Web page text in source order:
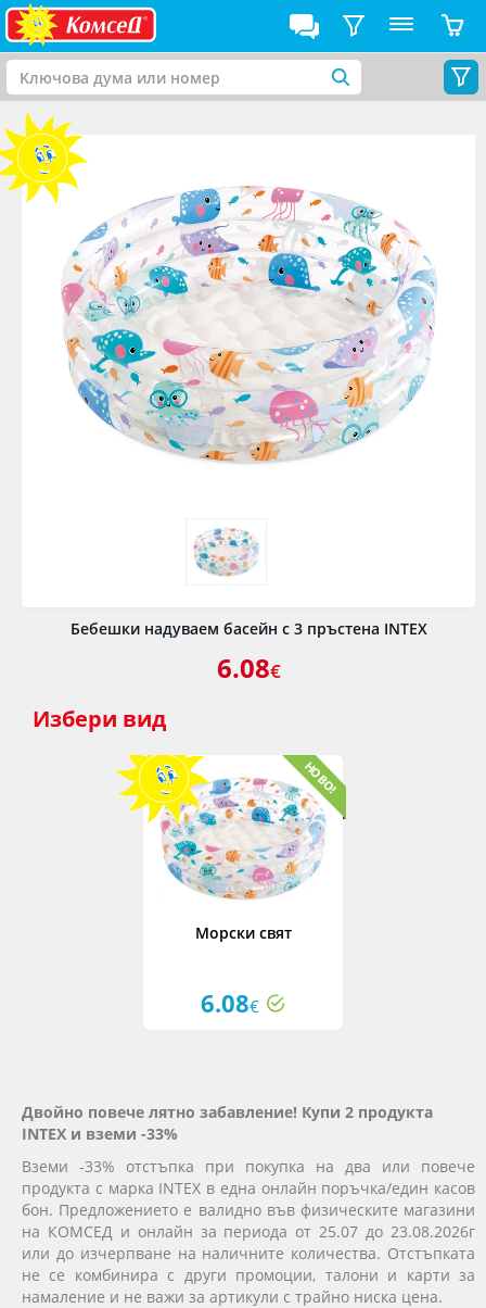
Бебешки надуваем басейн с 3 пръстена INTEX
6.08€
Избери вид
Морски свят
6.08€
Двойно повече лятно забавление! Купи 2 продукта
INTEX и вземи -33%
Вземи -33% отстъпка при покупка на два или повече
продукта с марка INTEX в една онлайн поръчка/един касов
бон. Предложението е валидно във физическите магазини
на КОМСЕД и онлайн за периода от 25.07 до 23.08.2026г
или до изчерпване на наличните количества. Отстъпката
не се комбинира с други промоции, талони и карти за
намаление и не важи за артикули с трайно ниска цена.